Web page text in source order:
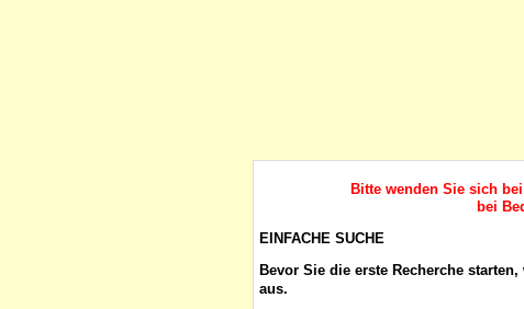
Bitte wenden Sie sich
bei
EINFACHE SUCHE
Bevor Sie die erste Recherche
aus.